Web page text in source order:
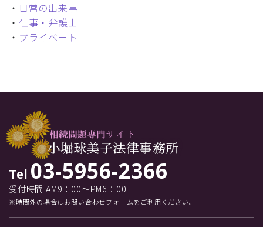
・ 日常の出来事
・ 仕事・弁護士
・ プライベート
Tel 03-5956-2366
受付時間 AM9：00～PM6：00
※時間外の場合はお問い合わせフォームをご利用ください。